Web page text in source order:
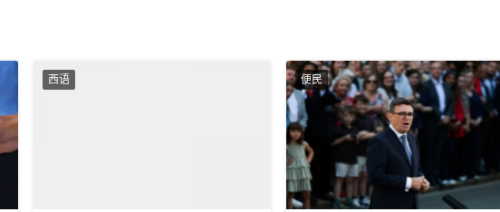
西语 便民